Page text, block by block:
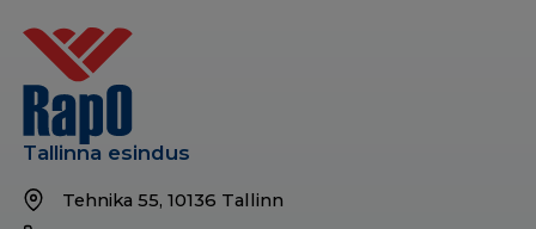
Tallinna esindus
Tehnika 55, 10136 Tallinn